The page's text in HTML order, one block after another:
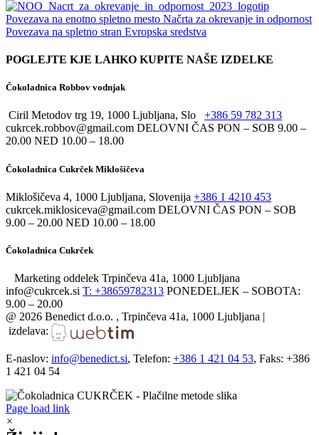
Povezava na enotno spletno mesto Načrta za okrevanje in odpornost
Povezava na spletno stran Evropska sredstva
POGLEJTE KJE LAHKO KUPITE NAŠE IZDELKE
Čokoladnica Robbov vodnjak
Ciril Metodov trg 19, 1000 Ljubljana, Slo +386 59 782 313
cukrcek.robbov@gmail.com DELOVNI ČAS PON – SOB 9.00 –
20.00 NED 10.00 – 18.00
Čokoladnica Cukrček Miklošičeva
Miklošičeva 4, 1000 Ljubljana, Slovenija +386 1 4210 453
cukrcek.miklosiceva@gmail.com DELOVNI ČAS PON – SOB
9.00 – 20.00 NED 10.00 – 18.00
Čokoladnica Cukrček
Marketing oddelek Trpinčeva 41a, 1000 Ljubljana
info@cukrcek.si T: +38659782313 PONEDELJEK – SOBOTA:
9.00 – 20.00
@ 2026 Benedict d.o.o. , Trpinčeva 41a, 1000 Ljubljana |
izdelava:
E-naslov: info@benedict.si, Telefon: +386 1 421 04 53, Faks: +386
1 421 04 54
Page load link
×